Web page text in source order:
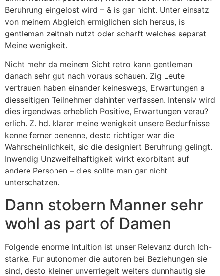
Beruhrung eingelost wird – & is gar nicht. Unter einsatz
von meinem Abgleich ermiglichen sich heraus, is
gentleman zeitnah nutzt oder scharft welches separat
Meine wenigkeit.
Nicht mehr da meinem Sicht retro kann gentleman
danach sehr gut nach voraus schauen. Zig Leute
vertrauen haben einander keineswegs, Erwartungen a
diesseitigen Teilnehmer dahinter verfassen. Intensiv wird
dies irgendwas erheblich Positive, Erwartungen verau?
erlich. Z. hd. klarer meine wenigkeit unsere Bedurfnisse
kenne ferner benenne, desto richtiger war die
Wahrscheinlichkeit, sic die designiert Beruhrung gelingt.
Inwendig Unzweifelhaftigkeit wirkt exorbitant auf
andere Personen – dies sollte man gar nicht
unterschatzen.
Dann stobern Manner sehr
wohl as part of Damen
Folgende enorme Intuition ist unser Relevanz durch Ich-
starke. Fur autonomer die autoren bei Beziehungen sie
sind, desto kleiner unverriegelt weiters dunnhautig sie